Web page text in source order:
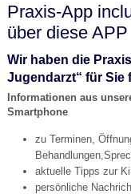
Praxis-App
über diese APP
Wir haben die
Jugendarzt“ für Sie
Informationen aus
Smartphone
zu Terminen,
aktuelle Tipps zur
persönliche